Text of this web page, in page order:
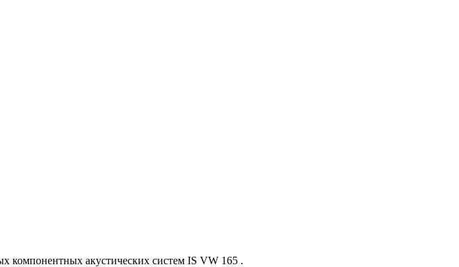
компонентных акустических систем IS VW 165 .